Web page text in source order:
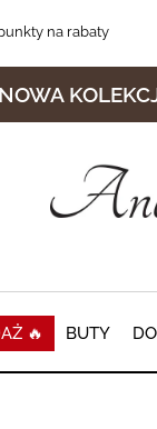
na rabaty
NOWA
🔥 BUTY